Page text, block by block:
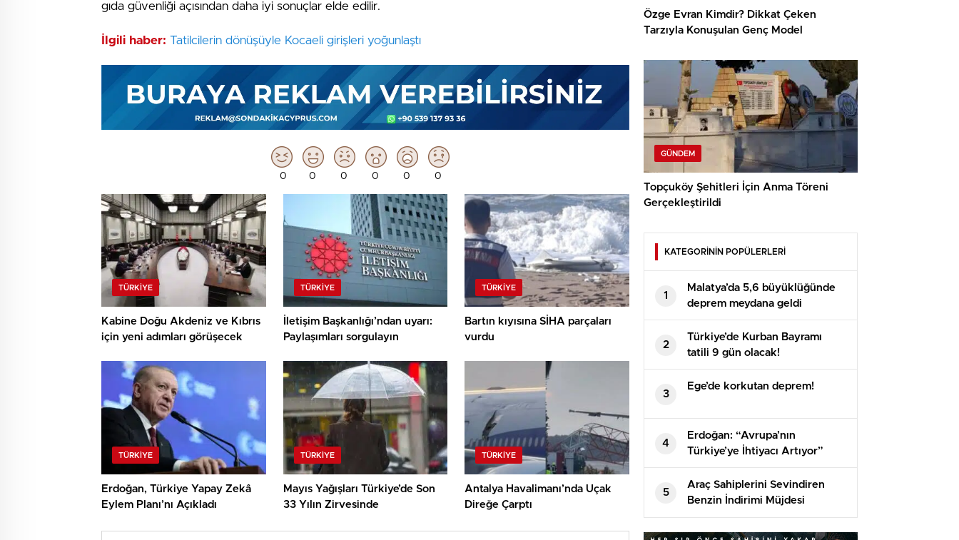
gıda güvenliği açısından daha iyi sonuçlar elde edilir.
İlgili haber: Tatilcilerin dönüşüyle Kocaeli girişleri yoğunlaştı
0 0 0 0 0 0
TÜRKIYE
Kabine Doğu Akdeniz ve Kıbrıs
için yeni adımları görüşecek
TÜRKIYE
İletişim Başkanlığı’ndan uyarı:
Paylaşımları sorgulayın
TÜRKIYE
Bartın kıyısına SİHA parçaları
vurdu
TÜRKIYE
Erdoğan, Türkiye Yapay Zekâ
Eylem Planı’nı Açıkladı
TÜRKIYE
Mayıs Yağışları Türkiye’de Son
33 Yılın Zirvesinde
TÜRKIYE
Antalya Havalimanı’nda Uçak
Direğe Çarptı
Özge Evran Kimdir? Dikkat Çeken
Tarzıyla Konuşulan Genç Model
GÜNDEM
Topçuköy Şehitleri İçin Anma Töreni
Gerçekleştirildi
KATEGORİNİN POPÜLERLERİ
1
Malatya’da 5,6 büyüklüğünde
deprem meydana geldi
2
Türkiye’de Kurban Bayramı
tatili 9 gün olacak!
3
Ege’de korkutan deprem!
4
Erdoğan: “Avrupa’nın
Türkiye’ye İhtiyacı Artıyor”
5
Araç Sahiplerini Sevindiren
Benzin İndirimi Müjdesi